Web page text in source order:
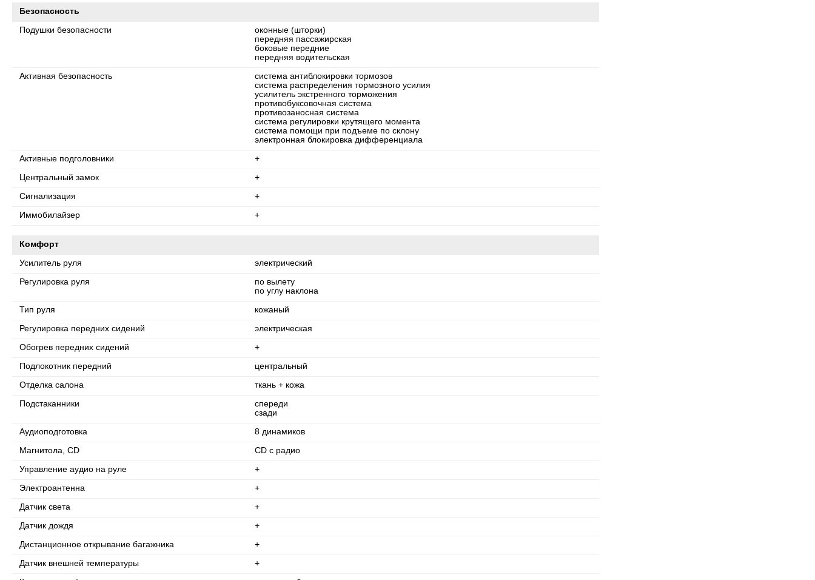
Безопасность
Подушки безопасности
оконные (шторки)
передняя пассажирская
боковые передние
передняя водительская
Активная безопасность
система антиблокировки тормозов
система распределения тормозного усилия
усилитель экстренного торможения
противобуксовочная система
противозаносная система
система регулировки крутящего момента
система помощи при подъеме по склону
электронная блокировка дифференциала
Активные подголовники +
Центральный замок +
Сигнализация +
Иммобилайзер +
Комфорт
Усилитель руля электрический
Регулировка руля
по вылету
по углу наклона
Тип руля кожаный
Регулировка передних сидений электрическая
Обогрев передних сидений +
Подлокотник передний центральный
Отделка салона ткань + кожа
Подстаканники
спереди
сзади
Аудиоподготовка 8 динамиков
Магнитола, CD CD с радио
Управление аудио на руле +
Электроантенна +
Датчик света +
Датчик дождя +
Дистанционное открывание багажника +
Датчик внешней температуры +